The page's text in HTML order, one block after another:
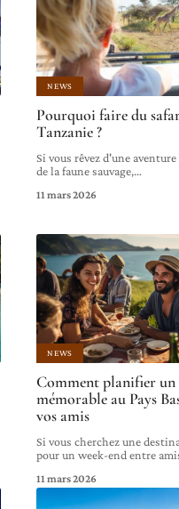
NEWS
Pourquoi faire du
Tanzanie ?
Si vous rêvez d'une
de la faune sauvage,…
11 mars 2026
NEWS
Comment planifier un
mémorable au Pays
vos amis
Si vous cherchez une
pour un week-end entre
11 mars 2026